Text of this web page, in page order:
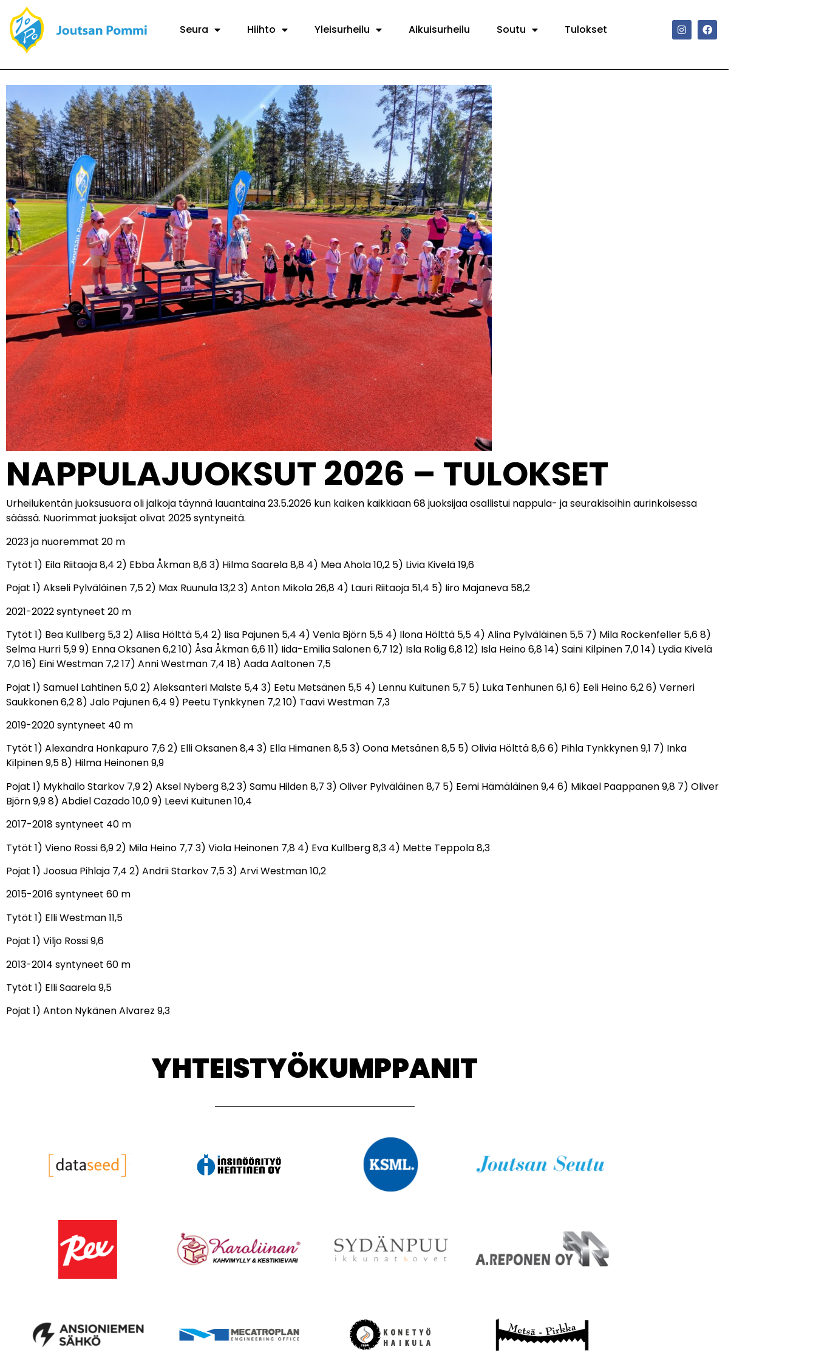
Seura Hiihto Yleisurheilu Aikuisurheilu Soutu Tulokset
NAPPULAJUOKSUT 2026 – TULOKSET
Urheilukentän juoksusuora oli jalkoja täynnä lauantaina 23.5.2026 kun kaiken kaikkiaan 68 juoksijaa osallistui nappula- ja seurakisoihin aurinkoisessa
säässä. Nuorimmat juoksijat olivat 2025 syntyneitä.
2023 ja nuoremmat 20 m
Tytöt 1) Eila Riitaoja 8,4 2) Ebba Åkman 8,6 3) Hilma Saarela 8,8 4) Mea Ahola 10,2 5) Livia Kivelä 19,6
Pojat 1) Akseli Pylväläinen 7,5 2) Max Ruunula 13,2 3) Anton Mikola 26,8 4) Lauri Riitaoja 51,4 5) Iiro Majaneva 58,2
2021-2022 syntyneet 20 m
Tytöt 1) Bea Kullberg 5,3 2) Aliisa Hölttä 5,4 2) Iisa Pajunen 5,4 4) Venla Björn 5,5 4) Ilona Hölttä 5,5 4) Alina Pylväläinen 5,5 7) Mila Rockenfeller 5,6 8)
Selma Hurri 5,9 9) Enna Oksanen 6,2 10) Åsa Åkman 6,6 11) Iida-Emilia Salonen 6,7 12) Isla Rolig 6,8 12) Isla Heino 6,8 14) Saini Kilpinen 7,0 14) Lydia Kivelä
7,0 16) Eini Westman 7,2 17) Anni Westman 7,4 18) Aada Aaltonen 7,5
Pojat 1) Samuel Lahtinen 5,0 2) Aleksanteri Malste 5,4 3) Eetu Metsänen 5,5 4) Lennu Kuitunen 5,7 5) Luka Tenhunen 6,1 6) Eeli Heino 6,2 6) Verneri
Saukkonen 6,2 8) Jalo Pajunen 6,4 9) Peetu Tynkkynen 7,2 10) Taavi Westman 7,3
2019-2020 syntyneet 40 m
Tytöt 1) Alexandra Honkapuro 7,6 2) Elli Oksanen 8,4 3) Ella Himanen 8,5 3) Oona Metsänen 8,5 5) Olivia Hölttä 8,6 6) Pihla Tynkkynen 9,1 7) Inka
Kilpinen 9,5 8) Hilma Heinonen 9,9
Pojat 1) Mykhailo Starkov 7,9 2) Aksel Nyberg 8,2 3) Samu Hilden 8,7 3) Oliver Pylväläinen 8,7 5) Eemi Hämäläinen 9,4 6) Mikael Paappanen 9,8 7) Oliver
Björn 9,9 8) Abdiel Cazado 10,0 9) Leevi Kuitunen 10,4
2017-2018 syntyneet 40 m
Tytöt 1) Vieno Rossi 6,9 2) Mila Heino 7,7 3) Viola Heinonen 7,8 4) Eva Kullberg 8,3 4) Mette Teppola 8,3
Pojat 1) Joosua Pihlaja 7,4 2) Andrii Starkov 7,5 3) Arvi Westman 10,2
2015-2016 syntyneet 60 m
Tytöt 1) Elli Westman 11,5
Pojat 1) Viljo Rossi 9,6
2013-2014 syntyneet 60 m
Tytöt 1) Elli Saarela 9,5
Pojat 1) Anton Nykänen Alvarez 9,3
YHTEISTYÖKUMPPANIT